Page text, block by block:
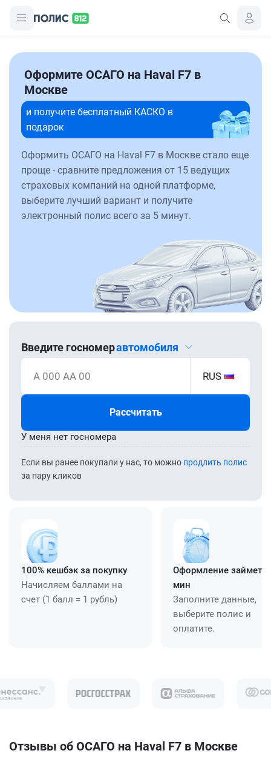
Оформите ОСАГО на Haval F7 в
Москве
и получите бесплатный КАСКО в
подарок
Оформить ОСАГО на Haval F7 в Москве стало еще
проще - сравните предложения от 15 ведущих
страховых компаний на одной платформе,
выберите лучший вариант и получите
электронный полис всего за 5 минут.
Введите госномеравтомобиля
А 000 АА 00 RUS
Рассчитать
Если вы ранее покупали у нас, то можно продлить полис
за пару кликов
У меня нет госномера
100% кешбэк за покупку
Начисляем баллами на
счет (1 балл = 1 рубль)
Оформление займет
мин
Заполните данные,
выберите полис и
оплатите.
Отзывы об ОСАГО на Haval F7 в Москве